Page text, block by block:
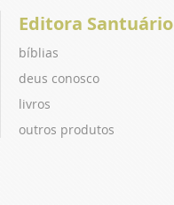
Editora Santuário
bíblias
deus conosco
livros
outros produtos